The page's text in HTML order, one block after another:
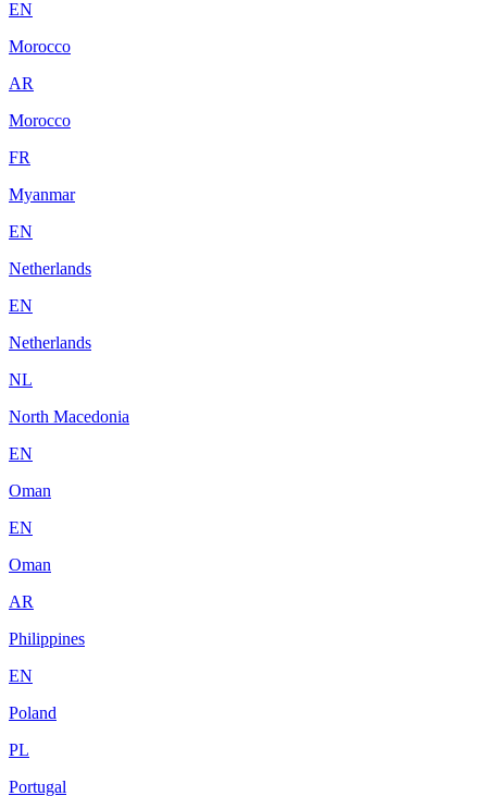
EN
Morocco
AR
Morocco
FR
Myanmar
EN
Netherlands
EN
Netherlands
NL
North Macedonia
EN
Oman
EN
Oman
AR
Philippines
EN
Poland
PL
Portugal